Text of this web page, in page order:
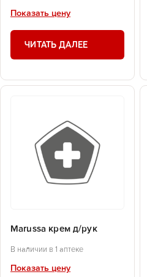
Показать цену
ЧИТАТЬ ДАЛЕЕ
Marussa крем д/рук
В наличии в 1 аптеке
Показать цену